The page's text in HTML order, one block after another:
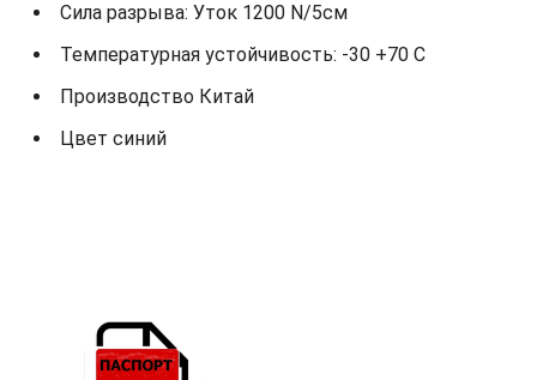
Сила разрыва: Уток 1200 N/5см
Температурная устойчивость: -30 +70 С
Производство Китай
Цвет синий